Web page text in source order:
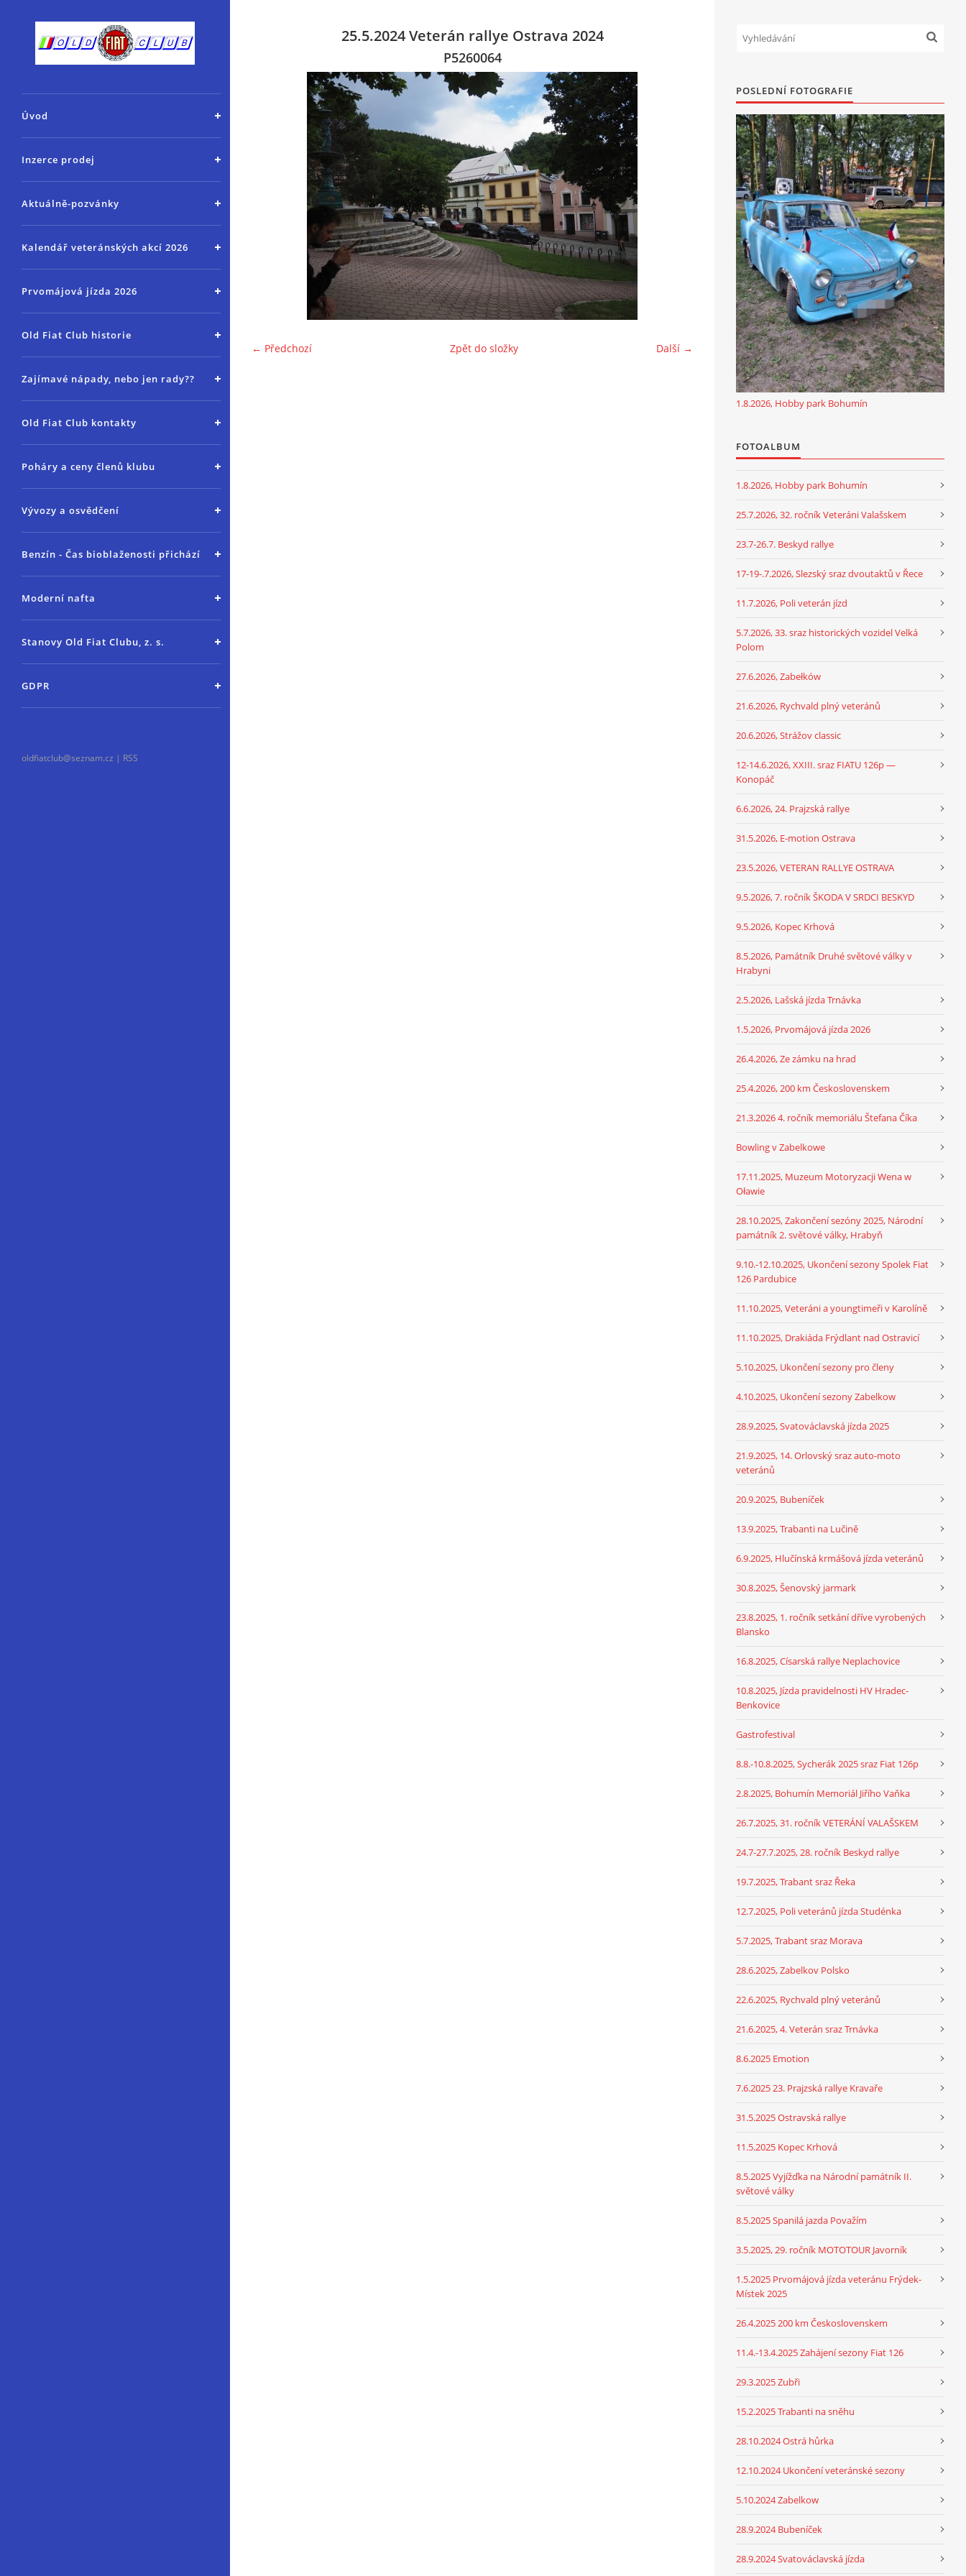
Úvod
Inzerce prodej
Aktuálně-pozvánky
Kalendář veteránských akcí 2026
Prvomájová jízda 2026
Old Fiat Club historie
Zajímavé nápady, nebo jen rady??
Old Fiat Club kontakty
Poháry a ceny členů klubu
Vývozy a osvědčení
Benzín - Čas bioblaženosti přichází
Moderní nafta
Stanovy Old Fiat Clubu, z. s.
GDPR
oldfiatclub@seznam.cz | RSS
25.5.2024 Veterán rallye Ostrava 2024
P5260064
← Předchozí Další →
Zpět do složky
POSLEDNÍ FOTOGRAFIE
1.8.2026, Hobby park Bohumín
FOTOALBUM
1.8.2026, Hobby park Bohumín
25.7.2026, 32. ročník Veteráni Valašskem
23.7-26.7. Beskyd rallye
17-19-.7.2026, Slezský sraz dvoutaktů v Řece
11.7.2026, Poli veterán jízd
5.7.2026, 33. sraz historických vozidel Velká
Polom
27.6.2026, Zabełków
21.6.2026, Rychvald plný veteránů
20.6.2026, Strážov classic
12-14.6.2026, XXIII. sraz FIATU 126p —
Konopáč
6.6.2026, 24. Prajzská rallye
31.5.2026, E-motion Ostrava
23.5.2026, VETERAN RALLYE OSTRAVA
9.5.2026, 7. ročník ŠKODA V SRDCI BESKYD
9.5.2026, Kopec Krhová
8.5.2026, Památník Druhé světové války v
Hrabyni
2.5.2026, Lašská jízda Trnávka
1.5.2026, Prvomájová jízda 2026
26.4.2026, Ze zámku na hrad
25.4.2026, 200 km Československem
21.3.2026 4. ročník memoriálu Štefana Číka
Bowling v Zabelkowe
17.11.2025, Muzeum Motoryzacji Wena w
Oławie
28.10.2025, Zakončení sezóny 2025, Národní
památník 2. světové války, Hrabyň
9.10.-12.10.2025, Ukončení sezony Spolek Fiat
126 Pardubice
11.10.2025, Veteráni a youngtimeři v Karolíně
11.10.2025, Drakiáda Frýdlant nad Ostravicí
5.10.2025, Ukončení sezony pro členy
4.10.2025, Ukončení sezony Zabelkow
28.9.2025, Svatováclavská jízda 2025
21.9.2025, 14. Orlovský sraz auto-moto
veteránů
20.9.2025, Bubeníček
13.9.2025, Trabanti na Lučině
6.9.2025, Hlučínská krmášová jízda veteránů
30.8.2025, Šenovský jarmark
23.8.2025, 1. ročník setkání dříve vyrobených
Blansko
16.8.2025, Císarská rallye Neplachovice
10.8.2025, Jízda pravidelnosti HV Hradec-
Benkovice
Gastrofestival
8.8.-10.8.2025, Sycherák 2025 sraz Fiat 126p
2.8.2025, Bohumín Memoriál Jiřího Vaňka
26.7.2025, 31. ročník VETERÁNÍ VALAŠSKEM
24.7-27.7.2025, 28. ročník Beskyd rallye
19.7.2025, Trabant sraz Řeka
12.7.2025, Poli veteránů jízda Studénka
5.7.2025, Trabant sraz Morava
28.6.2025, Zabelkov Polsko
22.6.2025, Rychvald plný veteránů
21.6.2025, 4. Veterán sraz Trnávka
8.6.2025 Emotion
7.6.2025 23. Prajzská rallye Kravaře
31.5.2025 Ostravská rallye
11.5.2025 Kopec Krhová
8.5.2025 Vyjížďka na Národní památník II.
světové války
8.5.2025 Spanilá jazda Považím
3.5.2025, 29. ročník MOTOTOUR Javorník
1.5.2025 Prvomájová jízda veteránu Frýdek-
Místek 2025
26.4.2025 200 km Československem
11.4.-13.4.2025 Zahájení sezony Fiat 126
29.3.2025 Zubři
15.2.2025 Trabanti na sněhu
28.10.2024 Ostrá hůrka
12.10.2024 Ukončení veteránské sezony
5.10.2024 Zabelkow
28.9.2024 Bubeníček
28.9.2024 Svatováclavská jízda